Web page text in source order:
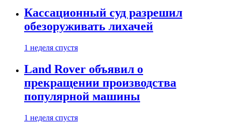
Кассационный суд разрешил
обезоруживать лихачей
1 неделя спустя
Land Rover объявил о
прекращении производства
популярной машины
1 неделя спустя